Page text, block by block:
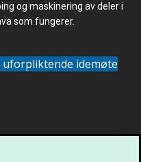
og maskinering av deler i
som fungerer.
idemøte